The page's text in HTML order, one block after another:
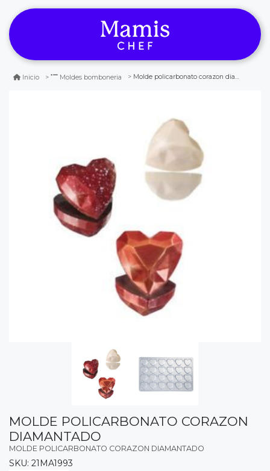
Inicio Moldes bomboneria Molde policarbonato corazon diamantado
MOLDE POLICARBONATO CORAZON
DIAMANTADO
MOLDE POLICARBONATO CORAZON DIAMANTADO
SKU: 21MA1993